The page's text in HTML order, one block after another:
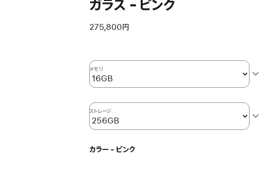
ガラス - ピンク
275,800円
メモリ
ストレージ
カラー - ピンク